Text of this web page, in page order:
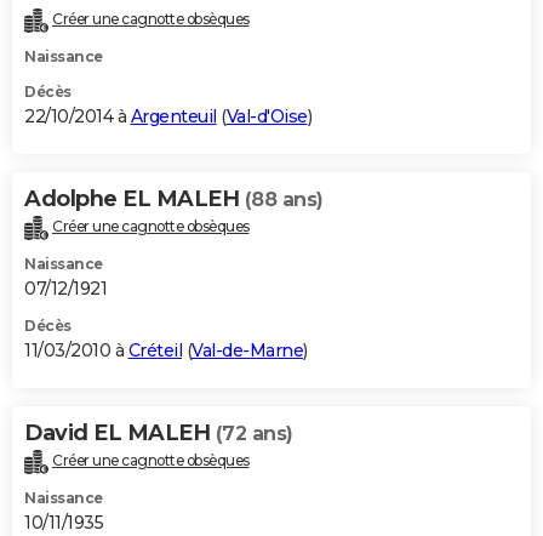
Créer une cagnotte obsèques
Naissance
Décès
22/10/2014 à Argenteuil (Val-d'Oise)
Adolphe EL MALEH (88 ans)
Créer une cagnotte obsèques
Naissance
07/12/1921
Décès
11/03/2010 à Créteil (Val-de-Marne)
David EL MALEH (72 ans)
Créer une cagnotte obsèques
Naissance
10/11/1935